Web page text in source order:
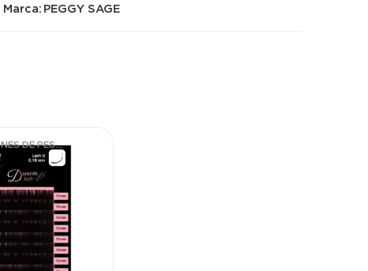
Marca: PEGGY SAGE
EXTENSIONES DE PESTAÑAS